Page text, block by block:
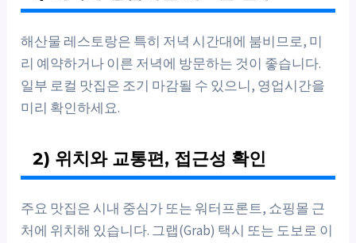
해산물 레스토랑은 특히 저녁 시간대에 붐비므로, 미
리 예약하거나 이른 저녁에 방문하는 것이 좋습니다.
일부 로컬 맛집은 조기 마감될 수 있으니, 영업시간을
미리 확인하세요.
2) 위치와 교통편, 접근성 확인
주요 맛집은 시내 중심가 또는 워터프론트, 쇼핑몰 근
처에 위치해 있습니다. 그랩(Grab) 택시 또는 도보로 이